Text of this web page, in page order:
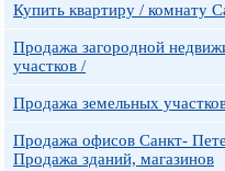
Купить квартиру / комнату
Продажа загородной
участков /
Продажа земельных
Продажа офисов Санкт-
Продажа зданий, магазинов